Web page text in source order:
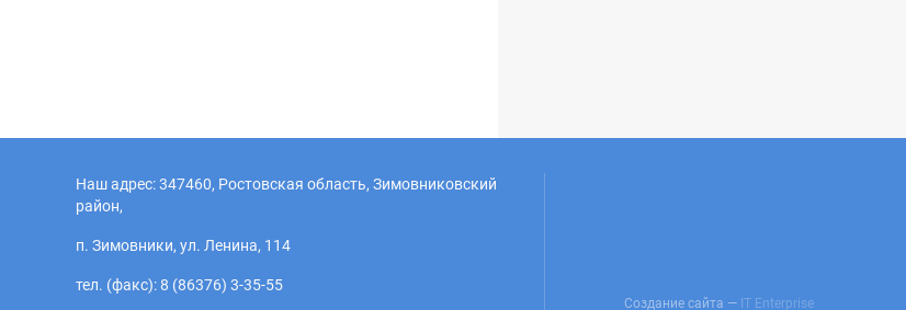
Наш адрес: 347460, Ростовская область, Зимовниковский
район,
п. Зимовники, ул. Ленина, 114
тел. (факс): 8 (86376) 3-35-55
Создание сайта — IT Enterprise